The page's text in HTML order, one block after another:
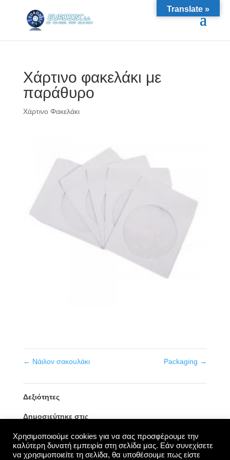
Χάρτινο φακελάκι με
παράθυρο
Χάρτινο Φακελάκι
← Νάιλον σακουλάκι Packaging →
Δεξιότητες
Δημοσιεύτηκε στις
Χρησιμοποιούμε cookies για να σας προσφέρουμε την
καλύτερη δυνατή εμπειρία στη σελίδα μας. Εάν συνεχίσετε
να χρησιμοποιείτε τη σελίδα, θα υποθέσουμε πως είστε
Translate »